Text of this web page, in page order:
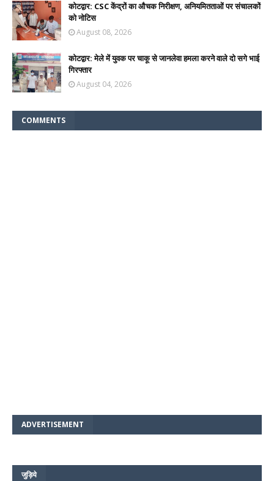
कोटद्वार: CSC केंद्रों का औचक निरीक्षण, अनियमितताओं पर संचालकों
को नोटिस
August 08, 2026
कोटद्वार: मेले में युवक पर चाकू से जानलेवा हमला करने वाले दो सगे भाई
गिरफ्तार
August 04, 2026
COMMENTS
ADVERTISEMENT
जुड़िये